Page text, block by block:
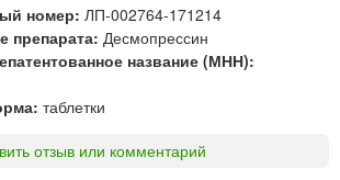
номер: ЛП-002764-171214
препарата: Десмопрессин
название (МНН):
таблетки
отзыв или комментарий